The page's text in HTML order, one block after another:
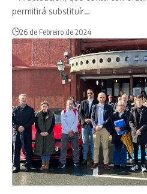
permitirá substituír…
26 de Febreiro de 2024